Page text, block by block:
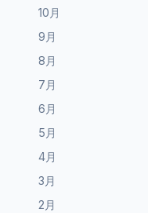
10月
9月
8月
7月
6月
5月
4月
3月
2月